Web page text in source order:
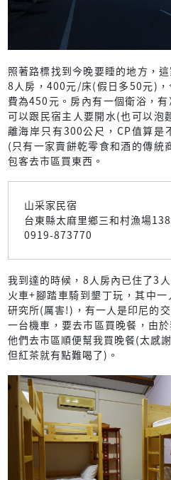
照著路標找到今晚要睡的地方，
8人房，400元/床(假日多50元)
費為450元。房內有一個衛浴，
可以跟民宿主人要開水(也可以泡
離海岸只有300公尺，CP值算是
(只有一家賣餅乾零食和酒的傳統
包客去市區買東西。
山采家民宿
台東縣太麻里鄉三和村漁場
0919-873770
我到達的時候，8人房內已住了3
火車+腳踏車騎到墾丁玩，其中
研究所(厲害!)，有一人是印尼的
一台機車，要去市區買晚餐，由
他們去市區順便幫我買晚餐(太感
但紅茶就有點難喝了)。